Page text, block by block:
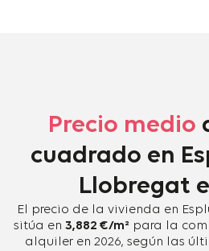
Precio medio
cuadrado en
Llobregat
El precio de la vivienda en
sitúa en 3,882 €/m² para la
alquiler en 2026, según las